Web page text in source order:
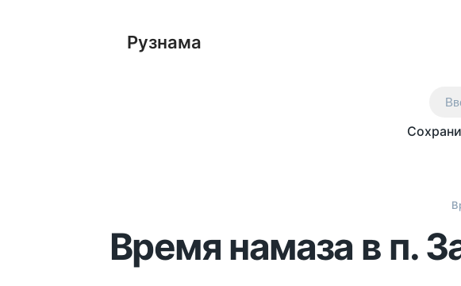
Рузнама
Время намаза в п.